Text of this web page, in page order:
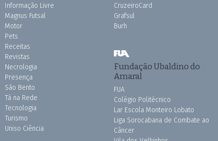
Informação Livre
Magnus Futsal
Motor
Pets
Receitas
Revistas
Necrologia
Presença
São Bento
Tá na Rede
Tecnologia
Turismo
Uniso Ciência
CruzeiroCard
Grafsul
Burh
Fundação Ubaldino do
Amaral
FUA
Colégio Politécnico
Lar Escola Monteiro Lobato
Liga Sorocabana de Combate ao
Câncer